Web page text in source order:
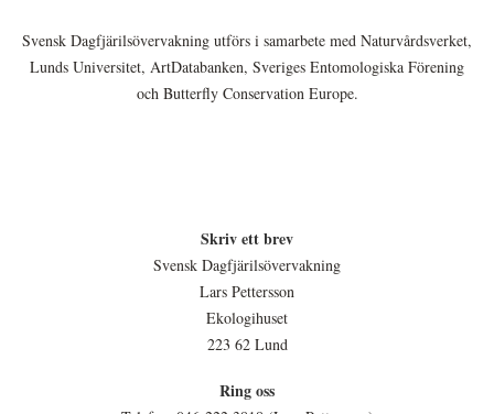
Svensk Dagfjärilsövervakning utförs i samarbete med Naturvårdsverket,
Lunds Universitet, ArtDatabanken, Sveriges Entomologiska Förening
och Butterfly Conservation Europe.
Skriv ett brev
Svensk Dagfjärilsövervakning
Lars Pettersson
Ekologihuset
223 62 Lund
Ring oss